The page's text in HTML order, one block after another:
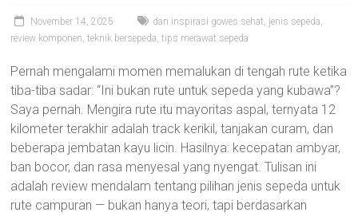
November 14, 2025 dan inspirasi gowes sehat, jenis sepeda,
review komponen,teknik bersepeda,tips merawat sepeda
Pernah mengalami momen memalukan di tengah rute ketika
tiba-tiba sadar: “Ini bukan rute untuk sepeda yang kubawa”?
Saya pernah. Mengira rute itu mayoritas aspal, ternyata 12
kilometer terakhir adalah track kerikil, tanjakan curam, dan
beberapa jembatan kayu licin. Hasilnya: kecepatan ambyar,
ban bocor, dan rasa menyesal yang nyengat. Tulisan ini
adalah review mendalam tentang pilihan jenis sepeda untuk
rute campuran — bukan hanya teori, tapi berdasarkan